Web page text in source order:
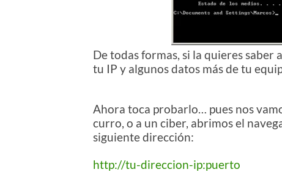
De todas formas, si la quieres
tu IP y algunos datos más de tu
Ahora toca probarlo… pues nos
curro, o a un ciber, abrimos el
siguiente dirección:
http://tu-direccion-ip:puerto